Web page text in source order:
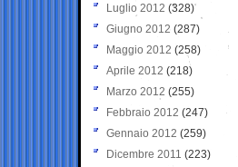
Luglio 2012 (328)
Giugno 2012 (287)
Maggio 2012 (258)
Aprile 2012 (218)
Marzo 2012 (255)
Febbraio 2012 (247)
Gennaio 2012 (259)
Dicembre 2011 (223)